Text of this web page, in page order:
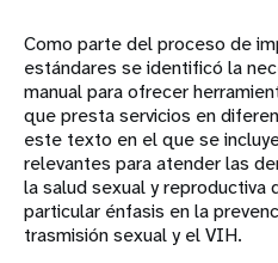
Como parte del proceso de
estándares se identificó la
manual para ofrecer
que presta servicios en
este texto en el que se
relevantes para atender las
la salud sexual y reproductiva
particular énfasis en la
trasmisión sexual y el VIH.